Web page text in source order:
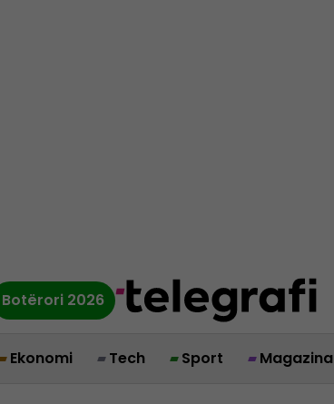
Botërori 2026
Ekonomi Tech Sport Magazina